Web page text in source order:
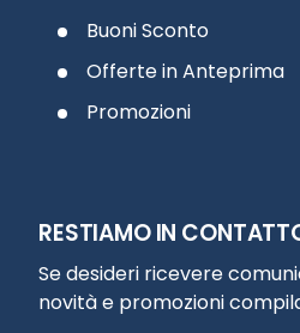
Buoni Sconto
Offerte in Anteprima
Promozioni
RESTIAMO IN
Se desideri ricevere
novità e promozioni